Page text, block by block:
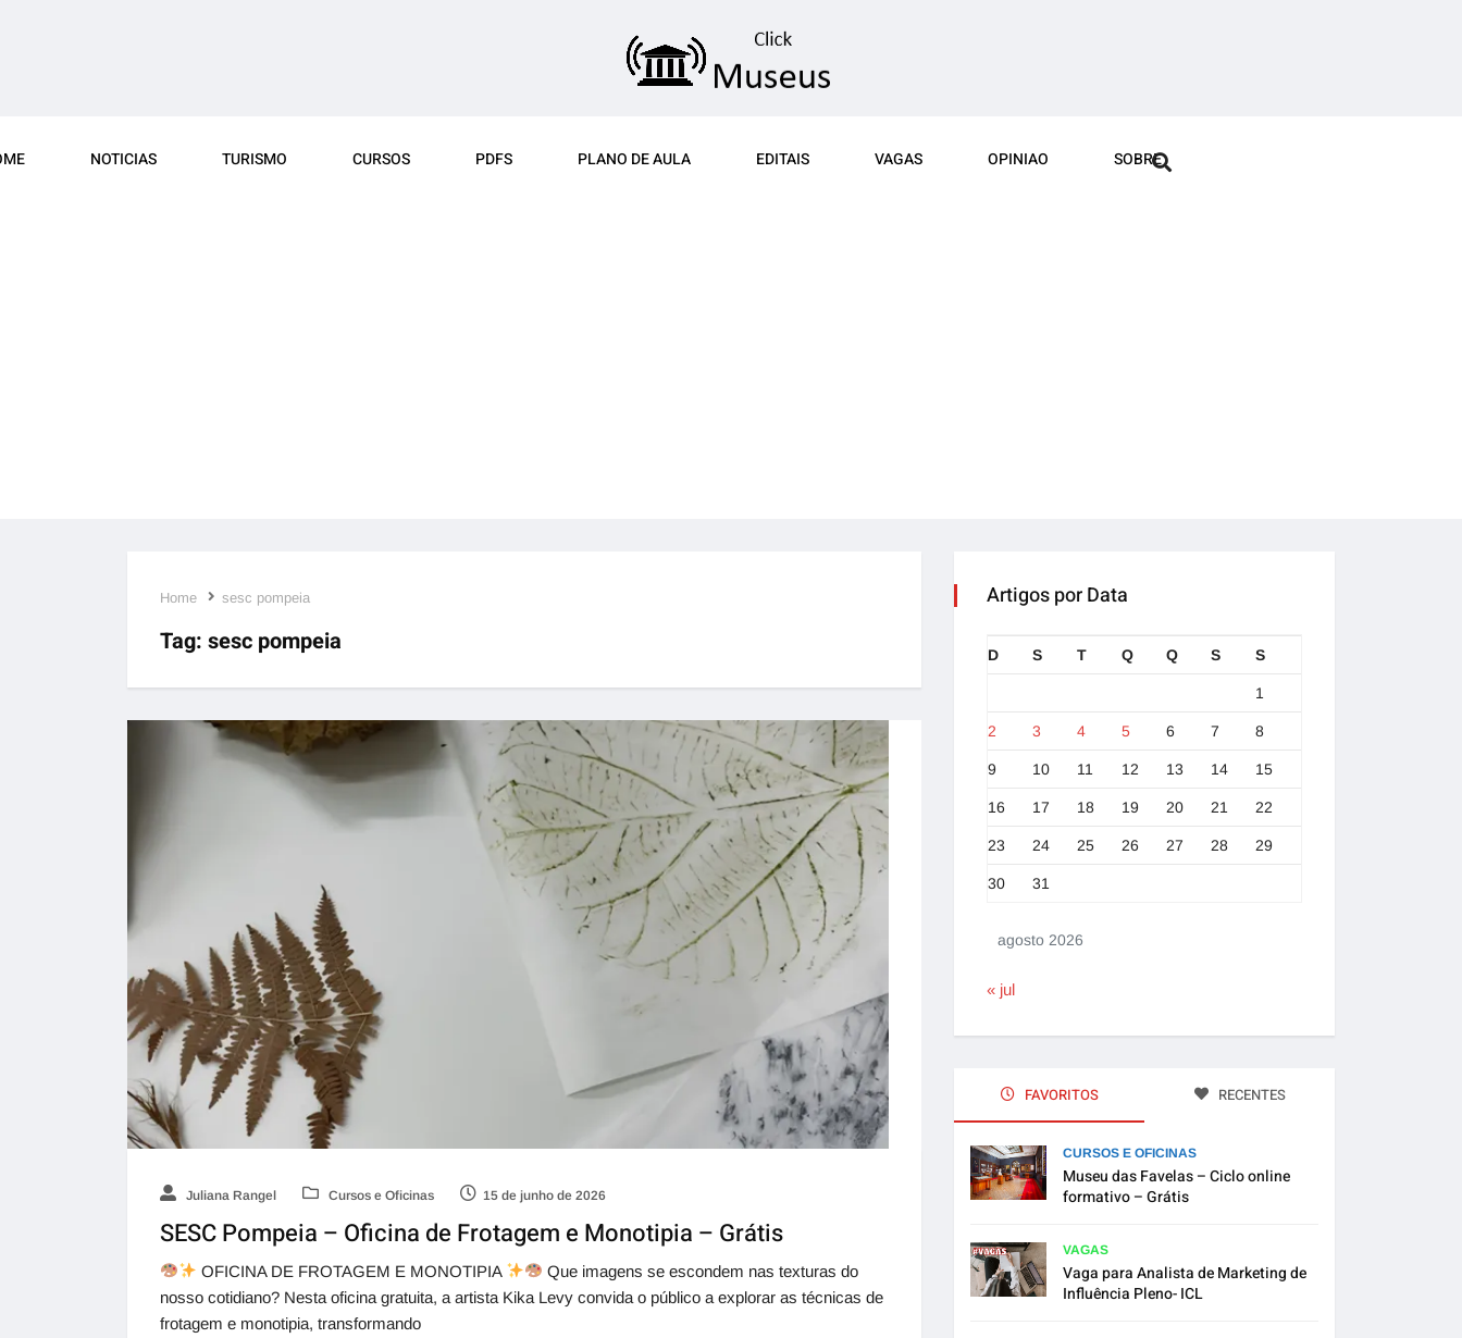
NOTICIAS TURISMO CURSOS PDFS PLANO DE AULA EDITAIS VAGAS OPINIAO SOBRE
Home sesc pompeia
Tag: sesc pompeia
Juliana Rangel Cursos e Oficinas 15 de junho de 2026
SESC Pompeia – Oficina de Frotagem e Monotipia – Grátis
OFICINA DE FROTAGEM E MONOTIPIA
Que imagens se escondem nas texturas do
nosso cotidiano? Nesta oficina gratuita, a artista Kika Levy convida o público a explorar as técnicas de
frotagem e monotipia, transformando
Artigos por Data
agosto 2026
D S T Q Q S S
1
2 3 4 5 6 7 8
9 10 11 12 13 14 15
16 17 18 19 20 21 22
23 24 25 26 27 28 29
30 31
« jul
FAVORITOS RECENTES
CURSOS E OFICINAS
Museu das Favelas – Ciclo online
formativo – Grátis
VAGAS
Vaga para Analista de Marketing de
Influência Pleno- ICL